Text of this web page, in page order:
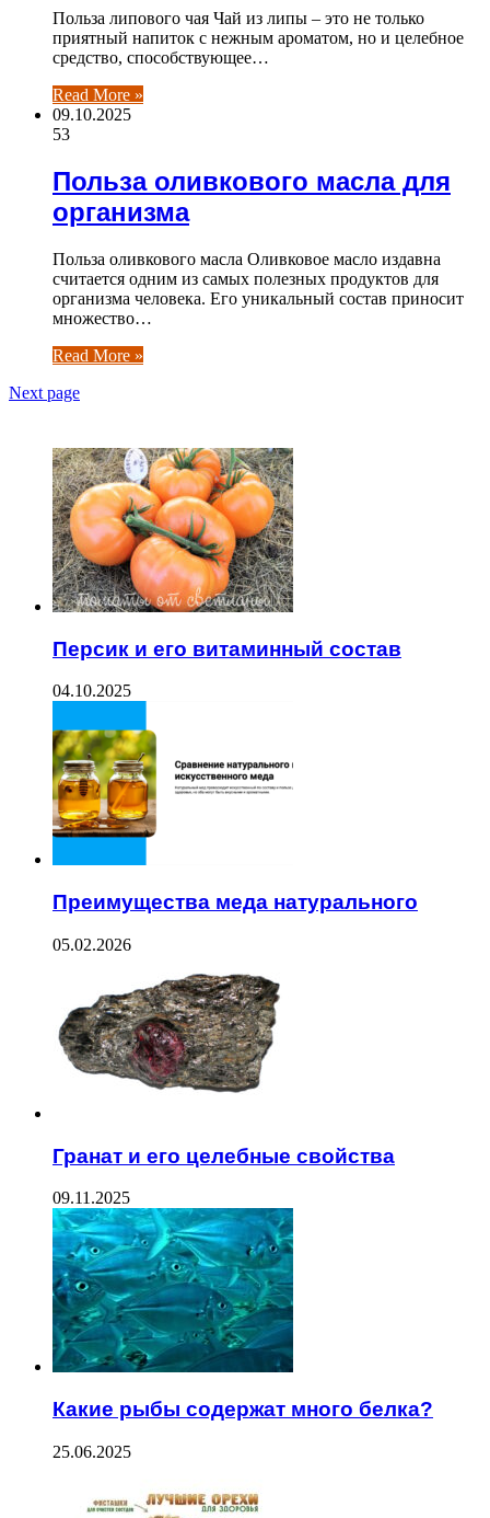
Польза липового чая Чай из липы – это не только
приятный напиток с нежным ароматом, но и целебное
средство, способствующее…
Read More »
09.10.2025
53
Польза оливкового масла для
организма
Польза оливкового масла Оливковое масло издавна
считается одним из самых полезных продуктов для
организма человека. Его уникальный состав приносит
множество…
Read More »
Next page
Персик и его витаминный состав
04.10.2025
Преимущества меда натурального
05.02.2026
Гранат и его целебные свойства
09.11.2025
Какие рыбы содержат много белка?
25.06.2025